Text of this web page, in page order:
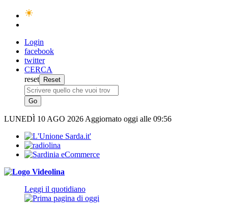
Login
facebook
twitter
CERCA
reset
LUNEDÌ 10 AGO 2026 Aggiornato oggi alle 09:56
Leggi il quotidiano